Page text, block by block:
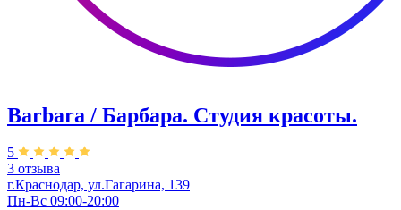
Barbara / Барбара. Студия красоты.
5
3 отзыва
г.Краснодар, ул.Гагарина, 139
Пн-Вс 09:00-20:00